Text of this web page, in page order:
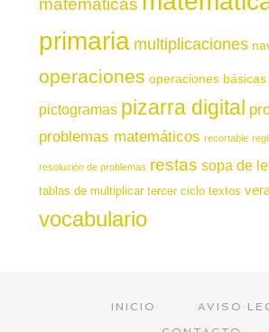
primaria multiplicaciones
operaciones operaciones básicas
pictogramas pizarra digital
problemas matemáticos recortable
resolución de problemas restas sopa de
tablas de multiplicar tercer ciclo textos
vocabulario
INICIO
AVISO